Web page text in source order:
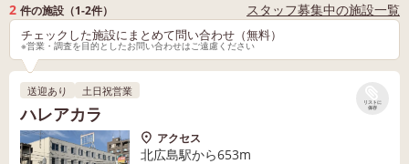
2 件の施設（1-2件） スタッフ募集中の施設一覧
チェックした施設にまとめて問い合わせ（無料）
※営業・調査を目的としたお問い合わせはご遠慮ください
リストに
保存
送迎あり 土日祝営業
ハレアカラ
アクセス
北広島駅から653m